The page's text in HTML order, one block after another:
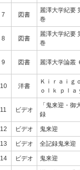
7 図書
麗澤大学紀要
8 図書
麗澤大学紀要
9 図書 麗澤
10 洋書
Ｋｉｒａｉｇ
ｏｌｋ ｐｌ
11 ビデオ
「鬼来迎・御
録
12 ビデオ 鬼来
13 ビデオ 全記録鬼来迎
14 ビデオ 鬼